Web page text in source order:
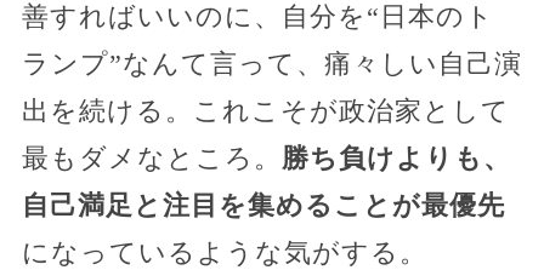
善すればいいのに、自分を“日本のト
ランプ”なんて言って、痛々しい自己演
出を続ける。これこそが政治家として
最もダメなところ。 勝ち負けよりも、
自己満足と注目を集めることが最優先
になっているような気がする。